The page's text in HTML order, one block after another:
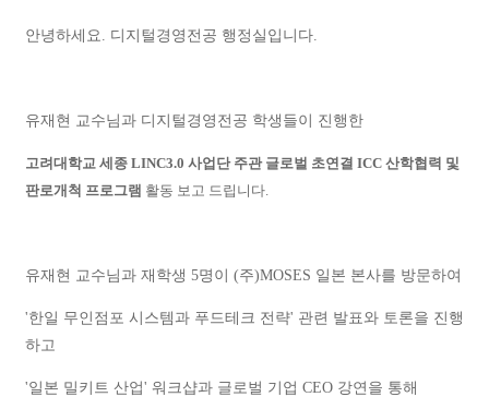
안녕하세요. 디지털경영전공 행정실입니다.
유재현 교수님과 디지털경영전공 학생들이 진행한
고려대학교 세종 LINC3.0 사업단 주관 글로벌 초연결 ICC 산학협력 및
판로개척 프로그램 활동 보고 드립니다.
유재현 교수님과 재학생 5명이 (주)MOSES 일본 본사를 방문하여
'한일 무인점포 시스템과 푸드테크 전략' 관련 발표와 토론을 진행
하고
'일본 밀키트 산업' 워크샵과 글로벌 기업 CEO 강연을 통해